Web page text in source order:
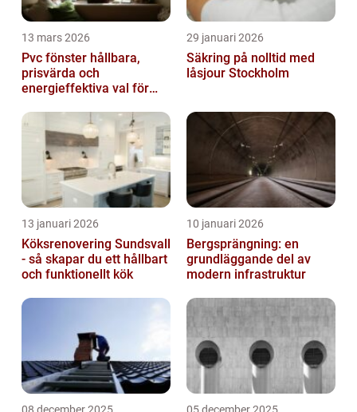
13 mars 2026
Pvc fönster hållbara,
prisvärda och
energieffektiva val för
29 januari 2026
Säkring på nolltid med
låsjour Stockholm
13 januari 2026
Köksrenovering Sundsvall
- så skapar du ett hållbart
och funktionellt kök
10 januari 2026
Bergsprängning: en
grundläggande del av
modern infrastruktur